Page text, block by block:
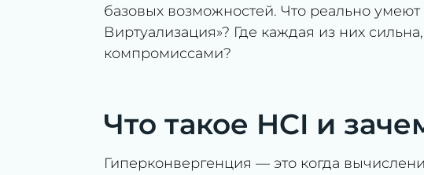
базовых возможностей. Что реально
Виртуализация»? Где каждая из них
компромиссами?
Что такое HCI и
Гиперконвергенция — это когда